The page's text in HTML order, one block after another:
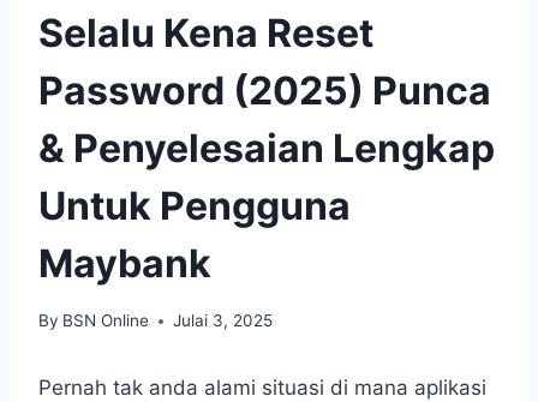
Selalu Kena Reset
Password (2025) Punca
& Penyelesaian Lengkap
Untuk Pengguna
Maybank
By BSN Online Julai 3, 2025
Pernah tak anda alami situasi di mana aplikasi